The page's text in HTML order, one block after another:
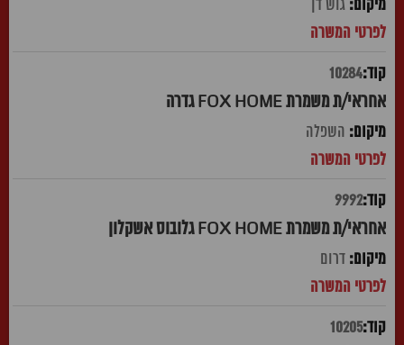
גוש דן
10284
אחראי/ת משמרת FOX HOME גדרה
השפלה
9992
אחראי/ת משמרת FOX HOME גלובוס אשקלון
דרום
10205